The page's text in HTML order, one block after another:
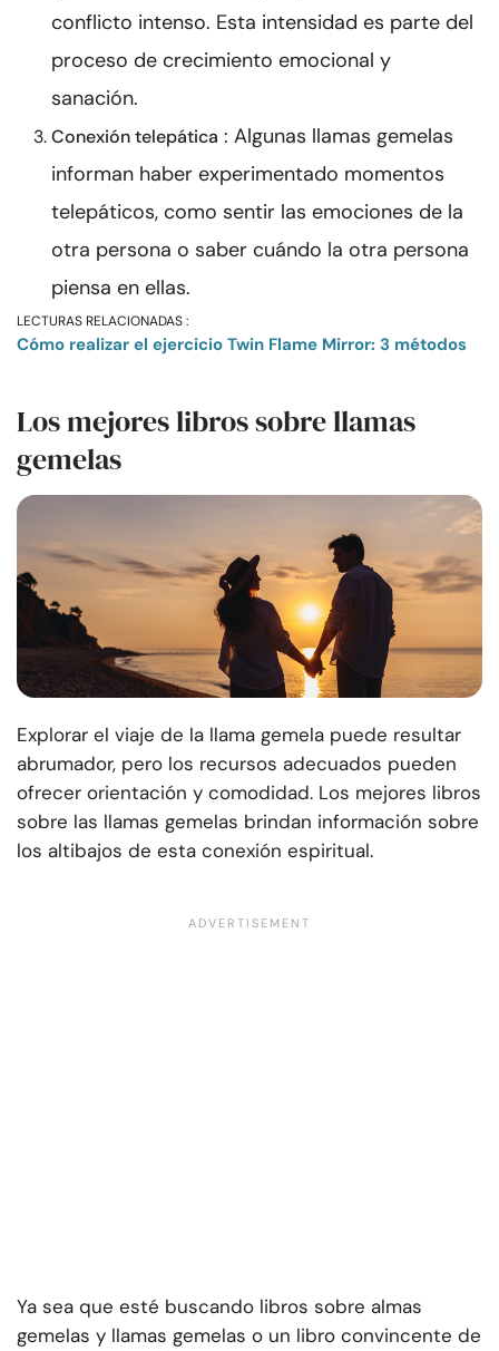
conflicto intenso. Esta intensidad es parte del
proceso de crecimiento emocional y
sanación.
Conexión telepática : Algunas llamas gemelas
informan haber experimentado momentos
telepáticos, como sentir las emociones de la
otra persona o saber cuándo la otra persona
piensa en ellas.
LECTURAS RELACIONADAS :
Cómo realizar el ejercicio Twin Flame Mirror: 3 métodos
Los mejores libros sobre llamas
gemelas
Explorar el viaje de la llama gemela puede resultar
abrumador, pero los recursos adecuados pueden
ofrecer orientación y comodidad. Los mejores libros
sobre las llamas gemelas brindan información sobre
los altibajos de esta conexión espiritual.
Ya sea que esté buscando libros sobre almas
gemelas y llamas gemelas o un libro convincente de